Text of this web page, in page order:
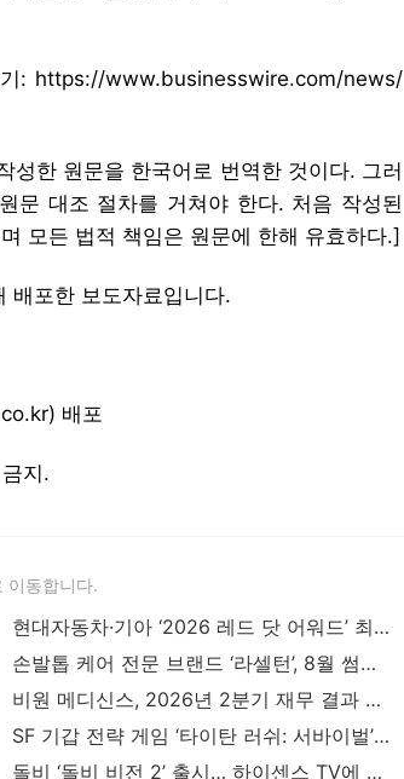
: https://www.businesswire.com/news/
성한 원문을 한국어로 번역한 것이다. 그러
문 대조 절차를 거쳐야 한다. 처음 작성된
모든 법적 책임은 원문에 한해 유효하다.]
배포한 보도자료입니다.
배포
지.
이동합니다.
현대자동차·기아 ‘2026 레드 닷 어워드’ 최우수상 포함 17개 수상 - 뉴스와이어
손발톱 케어 전문 브랜드 ‘라셀턴’, 8월 썸머 할인 이벤트 진행… 베스트셀러 최대 50% 혜택 -
비원 메디신스, 2026년 2분기 재무 결과 및 비즈니스 업데이트 발표 - 뉴스와이어
SF 기갑 전략 게임 ‘타이탄 러쉬: 서바이벌’ 국내 정식 출시 - 뉴스와이어
돌비 ‘돌비 비전 2’ 출시… 하이센스 TV에 가장 뛰어난 화질 경험 제공 - 뉴스와이어